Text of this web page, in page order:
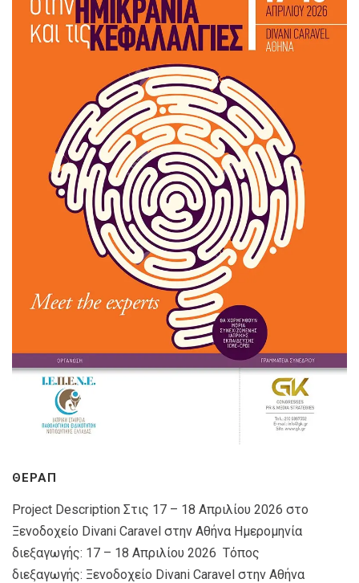
ΘΕΡΑΠ
Project Description Στις 17 – 18 Απριλίου 2026 στο
Ξενοδοχείο Divani Caravel στην Αθήνα Ημερομηνία
διεξαγωγής: 17 – 18 Απριλίου 2026 Τόπος
διεξαγωγής: Ξενοδοχείο Divani Caravel στην Αθήνα